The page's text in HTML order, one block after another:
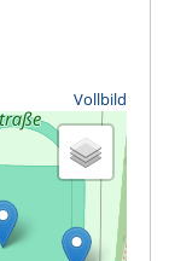
Vollbild